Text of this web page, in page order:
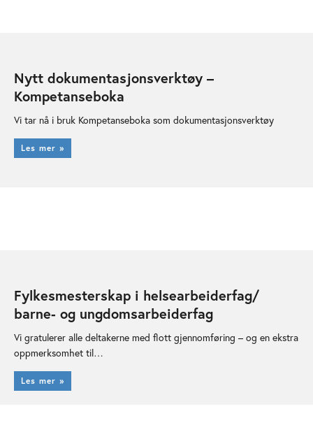
Nytt dokumentasjonsverktøy –
Kompetanseboka
Vi tar nå i bruk Kompetanseboka som dokumentasjonsverktøy
Les mer »
Fylkesmesterskap i helsearbeiderfag/
barne- og ungdomsarbeiderfag
Vi gratulerer alle deltakerne med flott gjennomføring – og en ekstra
oppmerksomhet til…
Les mer »